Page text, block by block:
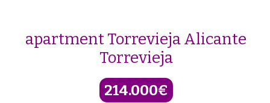
apartment Torrevieja Alicante
Torrevieja
214.000€